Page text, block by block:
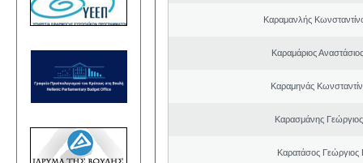
Καραμανλής
Καραμάριος
Καραμηνάς
Καρασμάνης
Καρατάσος Γεώργιος